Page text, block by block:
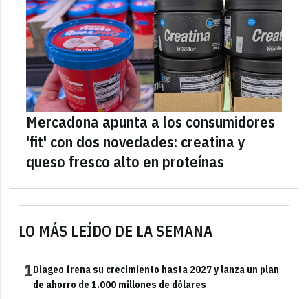
LO MÁS LEÍDO DE LA SEMANA
1Diageo frena su crecimiento hasta 2027 y lanza un plan
de ahorro de 1.000 millones de dólares
Mercadona apunta a los consumidores
'fit' con dos novedades: creatina y
queso fresco alto en proteínas